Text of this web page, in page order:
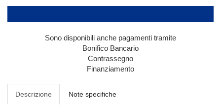
Sono disponibili anche pagamenti tramite
Bonifico Bancario
Contrassegno
Finanziamento
Descrizione Note specifiche